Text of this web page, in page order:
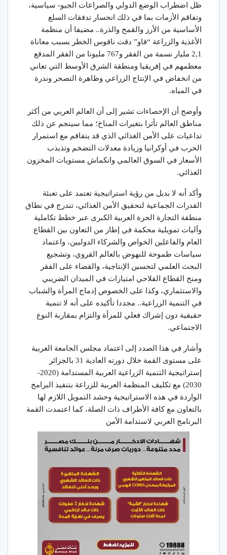
ظل اضطراب الوضع الدولي والصراعات الجيو- سياسية،
وتفاقم الأزمات بما في ذلك انحسار تدفقات السلع
الأساسية من الأرز والقمح والذرة.. مضيفا أن منظمة
الأغذية والزراعة “فاو” دقت ناقوس الخطر بسبب معاناة
2,1 مليار نسمة من الفقر و767 مليونا من الفقر المدقع
معظمهم في إفريقيا ومنطقة الشرق الأوسط التي تعاني
من انخفاض في الإنتاج الزراعي وظاهرة التصحر وندرة
في المياه.
وأوضح أن الإحصاءات تشير إلى أن العالم العربي من أكثر
مناطق العالم تأثرا بتغيرات المناخ؛ مما سينجم عن ذلك
تداعيات على الأمن الغذائي الذي قد يتفاقم مع استمرار
الحرب في أوكرانيا وزيادة معدلات التضخم وتذبذب
الأسعار في السوق العالمي وانكماش مستويات المخزون
الغذائي.
وأكد أنه لا بديل من رؤية استراتيجية تعتمد على تعبئة
القدرات الجماعية لتحقيق الأمن الغذائي، تندرج في نطاق
منطقة التجارة الحرة العربية الكبرى عبر خطط تكاملية
وآليات تمويلية محكمة في إطار من التعاون بين القطاع
العام والفاعلين الخواص والشركاء الدوليين، واعتماد
سياسات طموحة للنهوض بالعالم القروي، وتشجيع
البحث العلمي لتحسين الإنتاجية، والقضاء على الفقر
ومنح القطاع الفلاحي امتيازات في الميدان الضريبي
والاستثماري، وكذا على الخصوص إدماج المرأة والشباب
في التنمية الزراعية.. مجددا تأكيده على أنه لا تنمية
حقيقية دون إشراك فعلي للمرأة والتزام بمقاربة النوع
الاجتماعي.
وأشار في هذا الصدد إلى اعتماد مجلس الجامعة العربية
على مستوى القمة خلال دورته العادية 31 بالجزائر
إستراتيجية التنمية الزراعية العربية المستدامة (2020-
2030) مع تكليف المنظمة العربية للزراعة بتنفيذ البرامج
الواردة في هذه الاستراتيجية وحشد التمويل اللازم لها
بالتعاون مع كافة الأطراف ذات الصلة، كما اعتمدت القمة
البرنامج العربي لاستدامة الأمن